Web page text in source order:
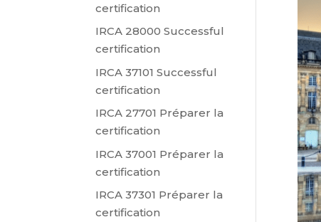
certification
IRCA 28000 Successful
certification
IRCA 37101 Successful
certification
IRCA 27701 Préparer la
certification
IRCA 37001 Préparer la
certification
IRCA 37301 Préparer la
certification